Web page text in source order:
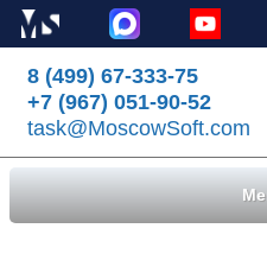
8 (499) 67-333-75
+7 (967) 051-90-52
task@MoscowSoft.com